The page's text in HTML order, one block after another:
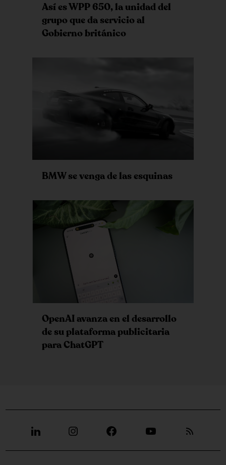
Así es WPP 650, la unidad del
grupo que da servicio al
Gobierno británico
BMW se venga de las esquinas
OpenAI avanza en el desarrollo
de su plataforma publicitaria
para ChatGPT